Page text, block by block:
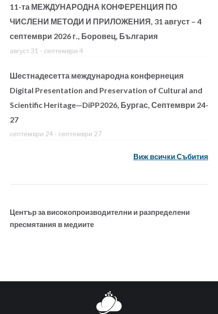
11-та МЕЖДУНАРОДНА КОНФЕРЕНЦИЯ ПО
ЧИСЛЕНИ МЕТОДИ И ПРИЛОЖЕНИЯ, 31 август – 4
септември 2026 г., Боровец, България
август 31 - септември 4
Шестнадесетта международна конфернеция
Digital Presentation and Preservation of Cultural and
Scientific Heritage—DiPP2026, Бургас, Септември 24-
27
септември 24 - септември 27
Виж всички Събития
Център за високопроизводителни и разпределени
пресмятания в медиите